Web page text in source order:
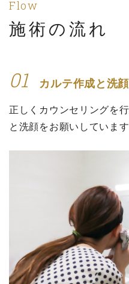
Flow
施術の流れ
01 カルテ作成と洗顔
正しくカウンセリングを
と洗顔をお願いしています